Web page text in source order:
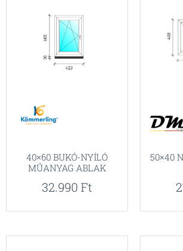
40×60 BUKÓ-NYÍLÓ
MŰANYAG ABLAK
32.990 Ft
50×40